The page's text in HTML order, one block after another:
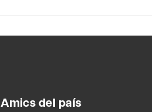
Amics del país